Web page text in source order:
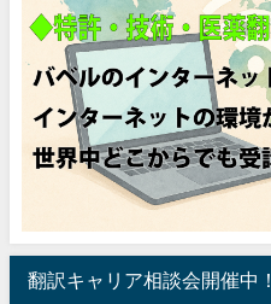
翻訳キャリア相談会開催中！